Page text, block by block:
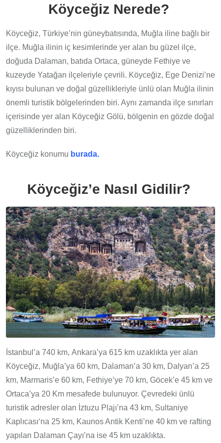
Köyceğiz Nerede?
Köyceğiz, Türkiye’nin güneybatısında, Muğla iline bağlı bir
ilçe. Muğla ilinin iç kesimlerinde yer alan bu güzel ilçe,
doğuda Dalaman, batıda Ortaca, güneyde Fethiye ve
kuzeyde Yatağan ilçeleriyle çevrili. Köyceğiz, Ege Denizi’ne
kıyısı bulunan ve doğal güzellikleriyle ünlü olan Muğla ilinin
önemli turistik bölgelerinden biri. Aynı zamanda ilçe sınırları
içerisinde yer alan Köyceğiz Gölü, bölgenin en gözde doğal
güzelliklerinden biri.
Köyceğiz konumu burada.
Köyceğiz’e Nasıl Gidilir?
İstanbul’a 740 km, Ankara’ya 615 km uzaklıkta yer alan
Köyceğiz, Muğla’ya 60 km, Dalaman’a 30 km, Dalyan’a 25
km, Marmaris’e 60 km, Fethiye’ye 70 km, Göcek’e 45 km ve
Ortaca’ya 20 Km mesafede bulunuyor. Çevredeki ünlü
turistik adresler olan İztuzu Plajı’na 43 km, Sultaniye
Kaplıcası‘na 25 km, Kaunos Antik Kenti’ne 40 km ve rafting
yapılan Dalaman Çayı’na ise 45 km uzaklıkta.